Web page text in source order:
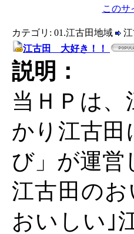
このサ
カテゴリ: 01.江古田地域
江古田 大好き！！
説明：
当ＨＰは
かり江古田
び」が運営
江古田の
おいしい｣